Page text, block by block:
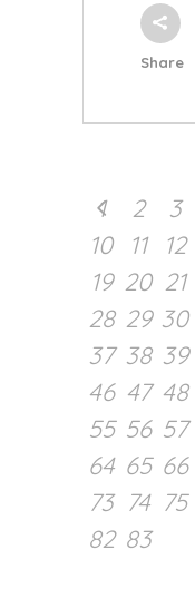
Share
1 2 3
10
11 12
19 20 21
28 29 30
37 38 39
46 47 48
55 56 57
64 65 66
73 74 75
82 83